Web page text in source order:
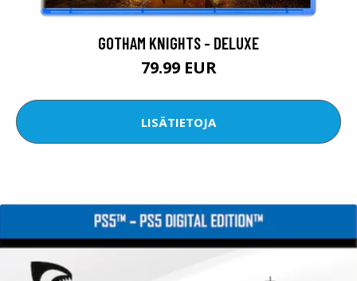
GOTHAM KNIGHTS - DELUXE
79.99 EUR
LISÄTIETOJA